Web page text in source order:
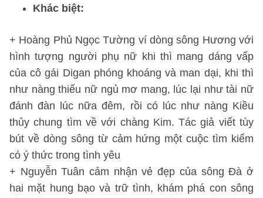
Khác biệt:
+ Hoàng Phủ Ngọc Tường ví dòng sông Hương với
hình tượng người phụ nữ khi thì mang dáng vấp
của cô gái Digan phóng khoáng và man dại, khi thì
như nàng thiếu nữ ngủ mơ mang, lúc lại như tài nữ
đánh đàn lúc nữa đêm, rồi có lúc như nàng Kiều
thủy chung tìm về với chàng Kim. Tác giả viết tùy
bút về dòng sông từ cảm hứng một cuộc tìm kiếm
có ý thức trong tình yêu
+ Nguyễn Tuân cảm nhận vẻ đẹp của sông Đà ở
hai mặt hung bạo và trữ tình, khám phá con sông